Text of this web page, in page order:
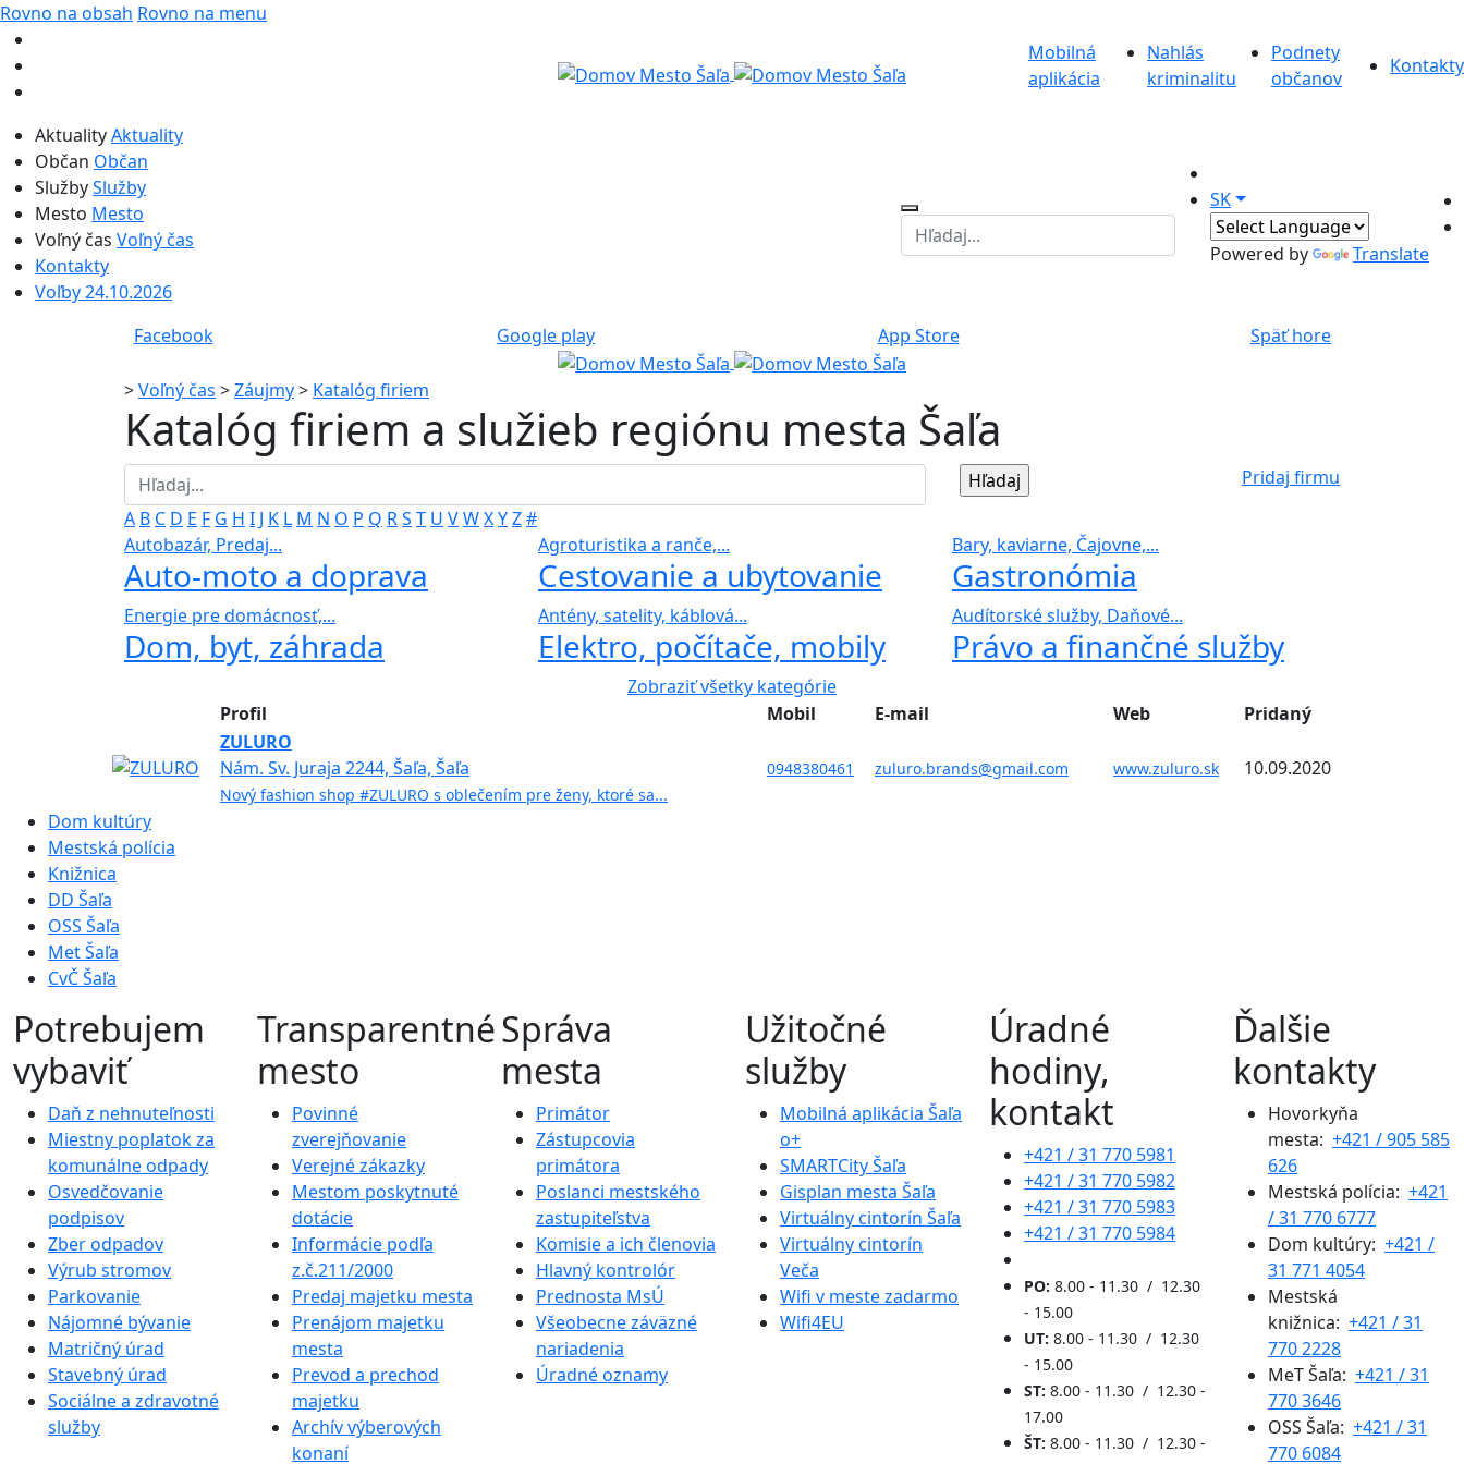
Rovno na obsah Rovno na menu
Mobilná
aplikácia
Nahlás
kriminalitu
Podnety
občanov
Kontakty
AktualityAktuality
Občan Občan
SlužbySlužby
Mesto Mesto
Voľný čas Voľný čas
Kontakty
Voľby 24.10.2026
SK
Powered by Translate
Facebook Google play App Store Späť hore
>Voľný čas >Záujmy> Katalóg firiem
Katalóg firiem a služieb regiónu mesta Šaľa
Pridaj firmu
A B C D E F G H I J K L M N O P Q RS T U VWXYZ#
Autobazár, Predaj...
Auto-moto a doprava
Agroturistika a ranče,...
Cestovanie a ubytovanie
Bary, kaviarne, Čajovne,...
Gastronómia
Energie pre domácnosť,...
Dom, byt, záhrada
Antény, satelity, káblová...
Elektro, počítače, mobily
Audítorské služby, Daňové...
Právo a finančné služby
Zobraziť všetky kategórie
Profil
Mobil E-mail Web
Pridaný
ZULURO
Nám. Sv. Juraja 2244, Šaľa, Šaľa
Nový fashion shop #ZULURO s oblečením pre ženy, ktoré sa...
0948380461 zuluro.brands@gmail.com www.zuluro.sk 10.09.2020
Dom kultúry
Mestská polícia
Knižnica
DD Šaľa
OSS Šaľa
Met Šaľa
CvČ Šaľa
Potrebujem
vybaviť
Daň z nehnuteľnosti
Miestny poplatok za
komunálne odpady
Osvedčovanie
podpisov
Zber odpadov
Výrub stromov
Parkovanie
Nájomné bývanie
Matričný úrad
Stavebný úrad
Sociálne a zdravotné
služby
Transparentné
mesto
Povinné
zverejňovanie
Verejné zákazky
Mestom poskytnuté
dotácie
Informácie podľa
z.č.211/2000
Predaj majetku mesta
Prenájom majetku
mesta
Prevod a prechod
majetku
Archív výberových
konaní
Správa
mesta
Primátor
Zástupcovia
primátora
Poslanci mestského
zastupiteľstva
Komisie a ich členovia
Hlavný kontrolór
Prednosta MsÚ
Všeobecne záväzné
nariadenia
Úradné oznamy
Užitočné
služby
Mobilná aplikácia Šaľa
o+
SMARTCity Šaľa
Gisplan mesta Šaľa
Virtuálny cintorín Šaľa
Virtuálny cintorín
Veča
Wifi v meste zadarmo
Wifi4EU
Úradné
hodiny,
kontakt
+421 / 31 770 5981
+421 / 31 770 5982
+421 / 31 770 5983
+421 / 31 770 5984
PO: 8.00 - 11.30 / 12.30
- 15.00
UT: 8.00 - 11.30 / 12.30
- 15.00
ST: 8.00 - 11.30 / 12.30 -
17.00
ŠT: 8.00 - 11.30 / 12.30 -
Ďalšie
kontakty
Hovorkyňa
mesta: +421 / 905 585
626
Mestská polícia: +421
/ 31 770 6777
Dom kultúry: +421 /
31 771 4054
Mestská
knižnica: +421 / 31
770 2228
MeT Šaľa: +421 / 31
770 3646
OSS Šaľa: +421 / 31
770 6084